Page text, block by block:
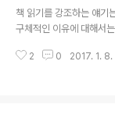
너무도 정확한 표현으로
수 있습니다. 그러나 조금
불안한 것의 실체는 사실
책 읽기를 강조하는 얘기
구체적인 이유에 대해서
을 통해 생각할 여지가 부
2 0 2017. 1. 8.